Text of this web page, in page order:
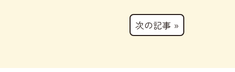
次の記事 »